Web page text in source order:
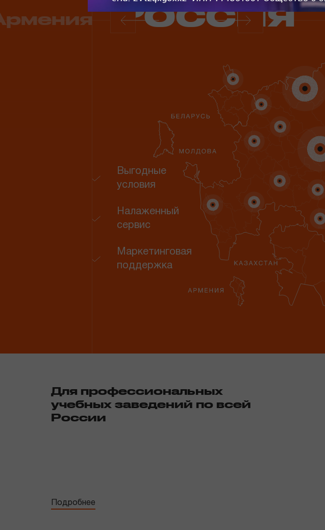
Previous
Россия
Next
Выгодные
условия
Налаженный
сервис
Маркетинговая
поддержка
Для профессиональных
учебных заведений по всей
России
Подробнее